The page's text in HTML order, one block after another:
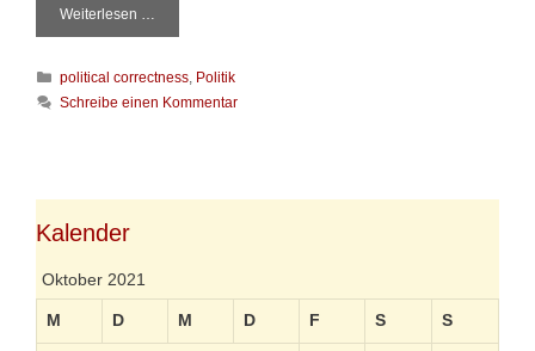
G
u
k
Weiterlesen …
u
g
e
K
a
i
political correctness, Politik
Schreibe einen Kommentar
Kalender
Oktober 2021
M D M D F S S